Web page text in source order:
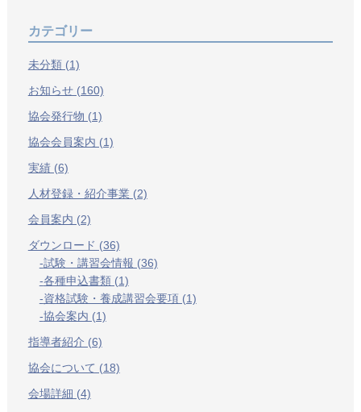
カテゴリー
未分類 (1)
お知らせ (160)
協会発行物 (1)
協会会員案内 (1)
実績 (6)
人材登録・紹介事業 (2)
会員案内 (2)
ダウンロード (36)
試験・講習会情報 (36)
各種申込書類 (1)
資格試験・養成講習会要項 (1)
協会案内 (1)
指導者紹介 (6)
協会について (18)
会場詳細 (4)